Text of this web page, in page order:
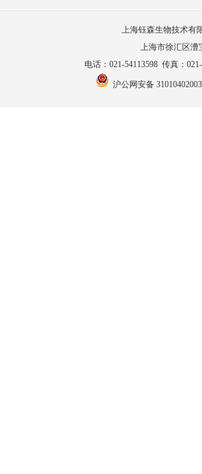
上海钰森生物技术
上海市徐汇区漕
电话：021-54113598 传真：
沪公网安备